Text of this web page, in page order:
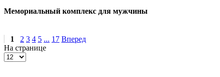
Мемориальный комплекс для мужчины
1 2 3 4 5 ... 17 Вперед
На странице